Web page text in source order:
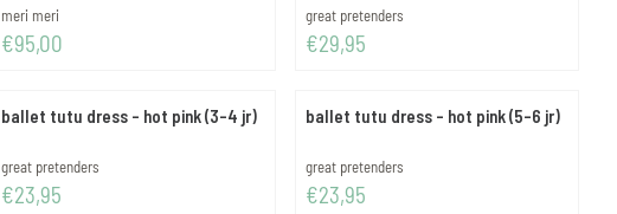
Merk:
meri meri
Prijs: 95,00
€95,00
Merk:
great pretenders
Prijs: 29,95
€29,95
ballet tutu dress - hot pink (3-4 jr)
Merk:
great pretenders
Prijs: 23,95
€23,95
ballet tutu dress - hot pink (5-6 jr)
Merk:
great pretenders
Prijs: 23,95
€23,95